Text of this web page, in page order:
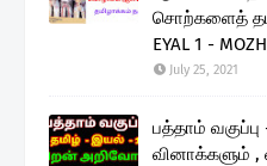
சொற்களைத்
EYAL 1 -
July 25, 2021
பத்தாம்
வினாக்களும் ,